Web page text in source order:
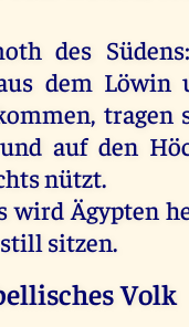
des Südens:
dem Löwin
, tragen
und auf den
nützt.
wird Ägypten
still sitzen.
Volk